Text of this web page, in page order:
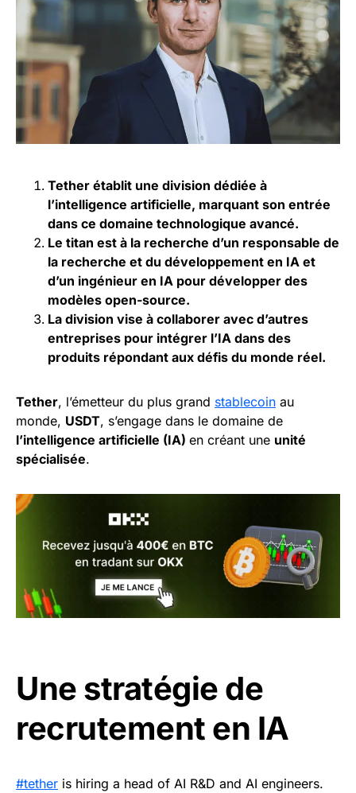
Tether établit une division dédiée à
l’intelligence artificielle, marquant son entrée
dans ce domaine technologique avancé.
Le titan est à la recherche d’un responsable de
la recherche et du développement en IA et
d’un ingénieur en IA pour développer des
modèles open-source.
La division vise à collaborer avec d’autres
entreprises pour intégrer l’IA dans des
produits répondant aux défis du monde réel.
Tether, l’émetteur du plus grand stablecoin au
monde, USDT, s’engage dans le domaine de
l’intelligence artificielle (IA) en créant une unité
spécialisée.
Une stratégie de
recrutement en IA
#tether is hiring a head of AI R&D and AI engineers.